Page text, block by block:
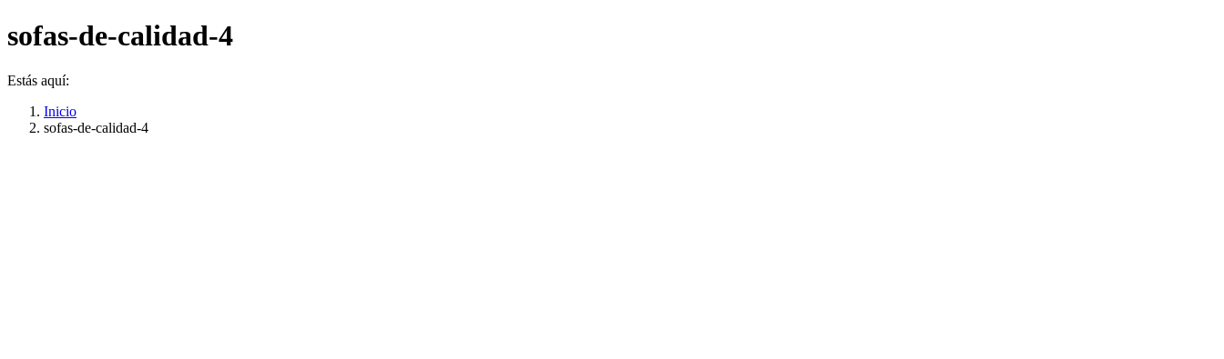
sofas-de-calidad-4
Estás aquí:
Inicio
sofas-de-calidad-4